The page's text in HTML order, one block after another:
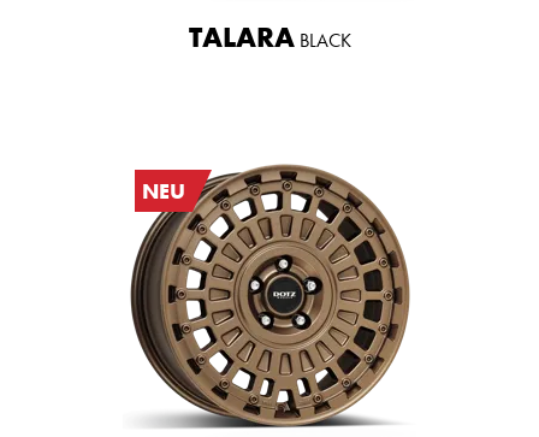
TALARABLACK
NEU